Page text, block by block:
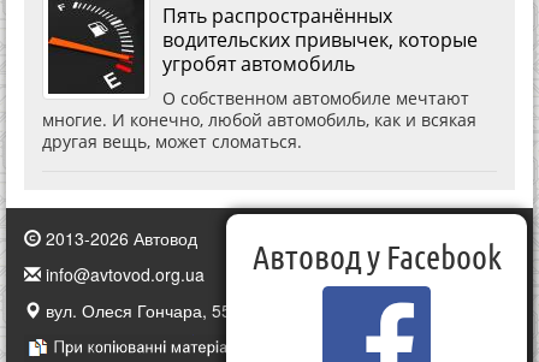
Пять распространённых
водительских привычек, которые
угробят автомобиль
О собственном автомобиле мечтают
многие. И конечно, любой автомобиль, как и всякая
другая вещь, может сломаться.
2013-2026 Автовод
info@avtovod.org.ua
вул. Олеся Гончара, 55, Київ, Україна
Автовод у Facebook